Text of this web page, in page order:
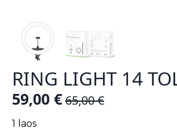
RING LIGHT 14
65,00€
Algne
hind
59,00 €
Current
price
1 laos